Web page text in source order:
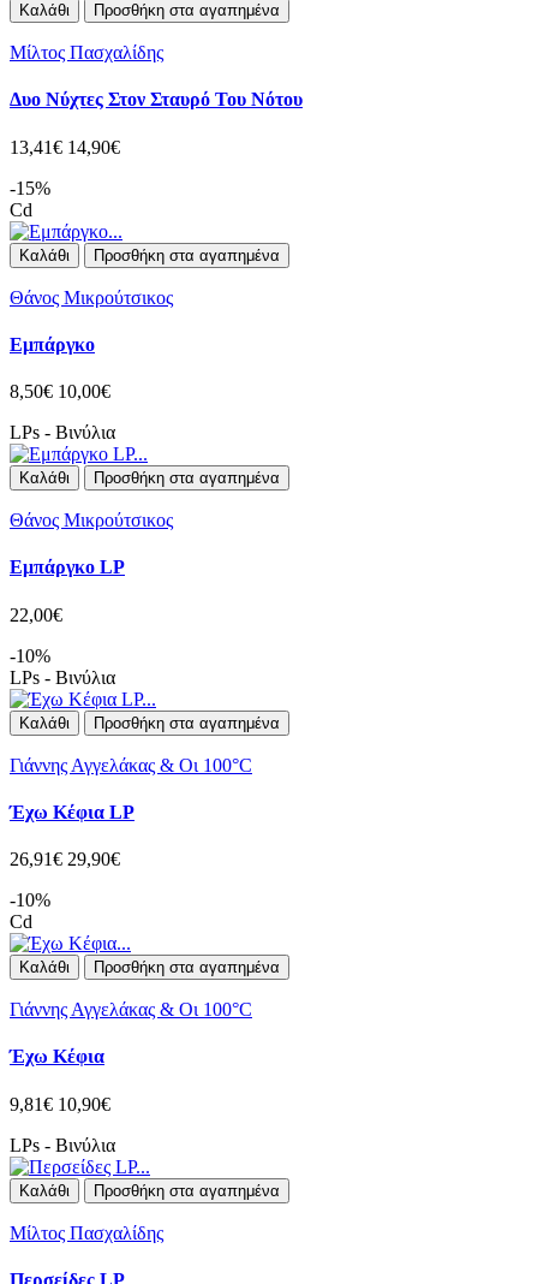
Καλάθι Προσθήκη στα αγαπημένα
Μίλτος Πασχαλίδης
Δυο Νύχτες Στον Σταυρό Του Νότου
13,41€ 14,90€
-15%
Cd
Καλάθι Προσθήκη στα αγαπημένα
Θάνος Μικρούτσικος
Εμπάργκο
8,50€ 10,00€
LPs - Βινύλια
Καλάθι Προσθήκη στα αγαπημένα
Θάνος Μικρούτσικος
Εμπάργκο LP
22,00€
-10%
LPs - Βινύλια
Καλάθι Προσθήκη στα αγαπημένα
Γιάννης Αγγελάκας & Οι 100°C
Έχω Κέφια LP
26,91€ 29,90€
-10%
Cd
Καλάθι Προσθήκη στα αγαπημένα
Γιάννης Αγγελάκας & Οι 100°C
Έχω Κέφια
9,81€ 10,90€
LPs - Βινύλια
Καλάθι Προσθήκη στα αγαπημένα
Μίλτος Πασχαλίδης
Περσείδες LP